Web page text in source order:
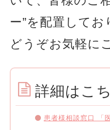
ー”を配置してお
どうぞお気軽に
詳細はこ
患者様相談窓口 「